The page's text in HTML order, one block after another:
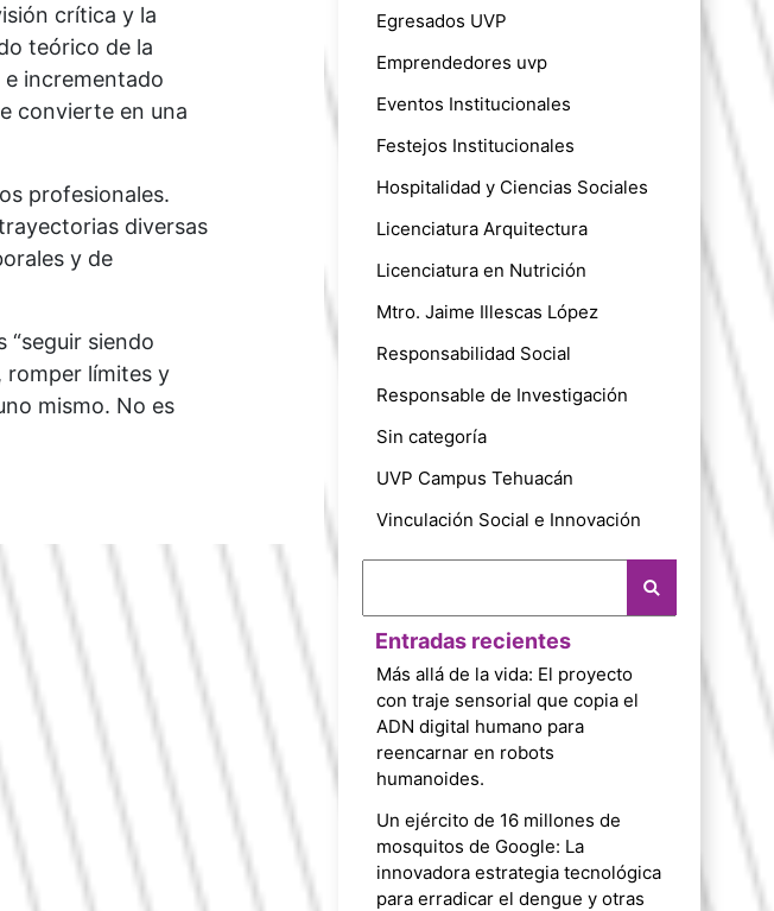
crítica y la
teórico de la
incrementado
convierte en una
profesionales.
diversas
y de
“seguir siendo
romper límites y
mismo. No es
Egresados UVP
Emprendedores uvp
Eventos Institucionales
Festejos Institucionales
Hospitalidad y Ciencias Sociales
Licenciatura Arquitectura
Licenciatura en Nutrición
Mtro. Jaime Illescas López
Responsabilidad Social
Responsable de Investigación
Sin categoría
UVP Campus Tehuacán
Vinculación Social e Innovación
Entradas recientes
Más allá de la vida: El proyecto
con traje sensorial que copia el
ADN digital humano para
reencarnar en robots
humanoides.
Un ejército de 16 millones de
mosquitos de Google: La
innovadora estrategia tecnológica
para erradicar el dengue y otras